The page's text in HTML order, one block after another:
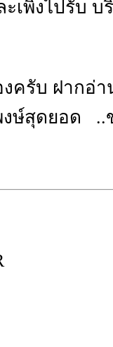
เพิ่งไปรับ
ครับ ฝากอ่า
ษ์สุดยอด